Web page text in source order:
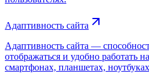
Адаптивность сайта
Адаптивность сайта —
отображаться и удобно работать
смартфонах, планшетах,